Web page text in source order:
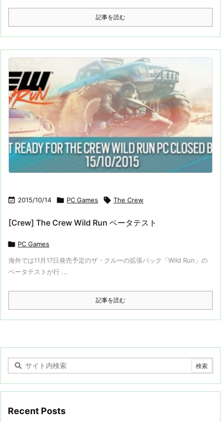
記事を読む
 2015/10/14  PC Games  The Crew
[Crew] The Crew Wild Run ベータテスト
 PC Games
海外では11月17日発売予定のザ・クルーの拡張パック「Wild Run」の
ベータテストが行 ...
記事を読む
Recent Posts